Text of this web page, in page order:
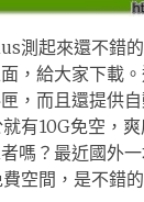
測起來還不錯
，給大家下載
，而且還提供
有10G免空，
嗎？最近國外
空間，是不錯的